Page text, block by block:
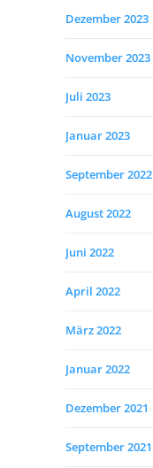
Dezember 2023
November 2023
Juli 2023
Januar 2023
September 2022
August 2022
Juni 2022
April 2022
März 2022
Januar 2022
Dezember 2021
September 2021